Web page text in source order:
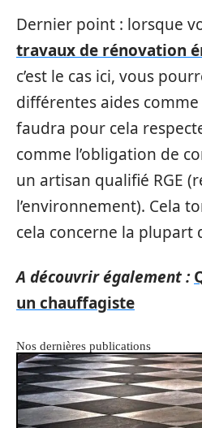
Dernier point : lorsque
travaux de rénovation
c’est le cas ici, vous
différentes aides comme
faudra pour cela
comme l’obligation de
un artisan qualifié RGE
l’environnement). Cela
cela concerne la plupart
A découvrir également :
un chauffagiste
Nos dernières publications